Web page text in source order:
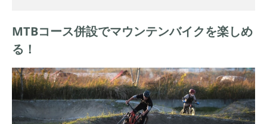
MTBコース併設でマウンテンバイクを楽しめ
る！